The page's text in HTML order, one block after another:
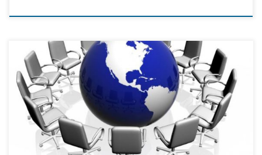
Съезд НКО России, организуемый Общенациональным союзом некоммерческих
организаций и Российской муниципальной академией — это крупнейшее
значимое событие в некоммерческом секторе страны, включающее мероприятия
различного формата: